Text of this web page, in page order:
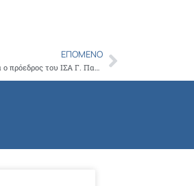
ΕΠΌΜΕΝΟ
Έκτακτη συνάντηση με την πολιτική ηγεσία του Υπ. Υγείας είχαν σήμερα ο πρόεδρος του ΙΣΑ Γ. Πατούλης και το Συντονιστικό όργανο των ιδιωτικών Ενώσεων ΠΦΥ για τις κρίσιμες εξελίξεις στον κλάδο Next